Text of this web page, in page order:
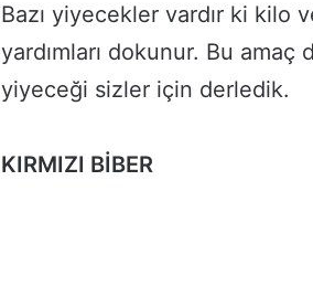
Bazı yiyecekler vardır ki kilo
yardımları dokunur. Bu
yiyeceği sizler için derledik.
KIRMIZI BİBER